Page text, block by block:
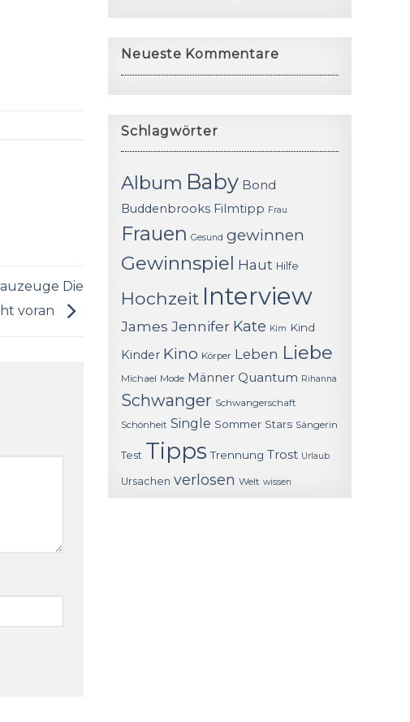
Die
voran
Neueste Kommentare
Schlagwörter
Album Baby Bond
Buddenbrooks Filmtipp Frau
Frauen Gesund gewinnen
Gewinnspiel Haut Hilfe
Hochzeit Interview
James Jennifer Kate Kim Kind
Kinder Kino Körper Leben Liebe
Michael Mode Männer Quantum Rihanna
Schwanger Schwangerschaft
Schönheit Single Sommer Stars Sängerin
Test Tipps Trennung Trost Urlaub
Ursachen verlosen Welt wissen